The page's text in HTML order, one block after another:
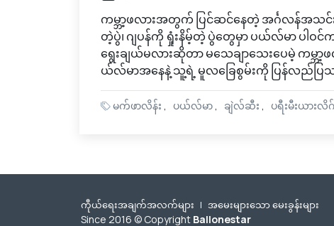
ကမ္ဘာ့ဖလားအတွက် ပြင်ဆင်နေတဲ့ အင်္ဂလန်အသင်
တဲ့ပွဲ၊ ဂျပန်ကို ရှုံးနိမ့်တဲ့ ပွဲတွေမှာ ပယ်လ်မာ ပါ
ရွေးချယ်မလားဆိုတာ မသေချာသေးပေမဲ့ ကမ္ဘာ့
ယ်လ်မာအနေနဲ့ သူ့ရဲ့ မူလခြေစွမ်းကို ပြန်လည်ပြ
မက်ဖာလိန်း ပယ်လ်မာ ချဲလ်ဆီး ပရီးမီးယားလိဂ်
ကီုယ်ရေးအချက်အလက်များ | အမေးများသော မေးခွန်းများ
Since 2016 © Copyright Ballonestar